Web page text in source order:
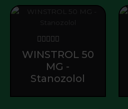
Valorado
con
5
WINSTROL 50
MG -
Stanozolol